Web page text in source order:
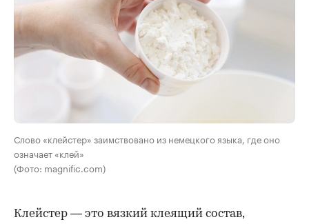
Слово «клейстер» заимствовано из немецкого языка, где оно
означает «клей»
(Фото: magnific.com)
Клейстер — это вязкий клеящий состав,